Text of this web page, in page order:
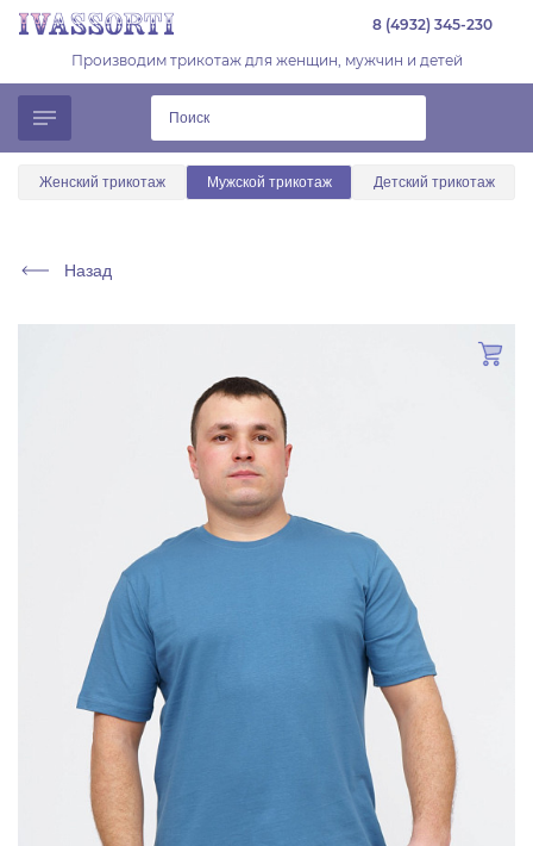
8 (4932) 345-230
Производим трикотаж для женщин, мужчин и детей
Женский трикотаж Мужской трикотаж Детский трикотаж
Назад